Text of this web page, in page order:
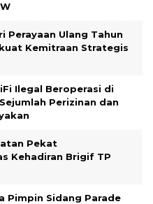
Perayaan Ulang Tahun
Kemitraan Strategis
Ilegal Beroperasi di
Perizinan dan
Pekat
Kehadiran Brigif TP
Pimpin Sidang Parade